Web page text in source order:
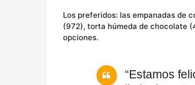
Los preferidos: las empanadas de
(972), torta húmeda de chocolate
opciones.
“Estamos